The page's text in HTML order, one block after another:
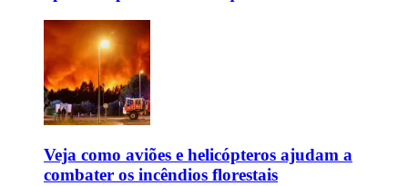
Veja como aviões e helicópteros ajudam a
combater os incêndios florestais